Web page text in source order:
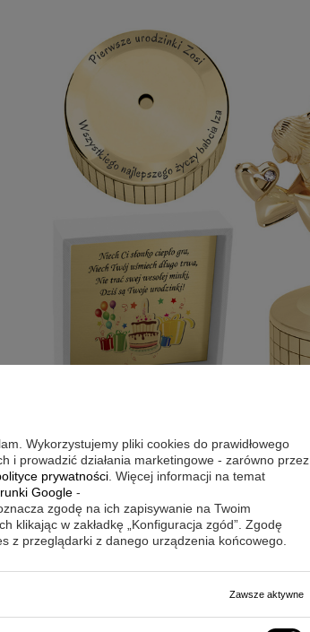
Wykorzystujemy pliki cookies do prawidłowego
i prowadzić działania marketingowe - zarówno przez
prywatności . Więcej informacji na temat
Google -
zgodę na ich zapisywanie na Twoim
klikając w zakładkę „Konfiguracja zgód”. Zgodę
z przeglądarki z danego urządzenia końcowego.
Zawsze aktywne